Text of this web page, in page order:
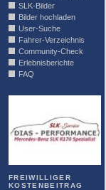
SLK-Bilder
Bilder hochladen
User-Suche
Fahrer-Verzeichnis
Community-Check
Erlebnisberichte
FAQ
FREIWILLIGER
KOSTENBEITRAG